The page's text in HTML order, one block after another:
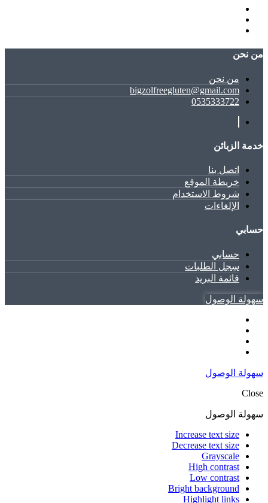
ﻣﻦ ﻧﺤﻦ
ﻣﻦ ﻧﺤﻦ
bigzolfreegluten@gmail.com
0535333722
خدمة الزبائن
اتصل بنا
خريطة الموقع
شروط الاستخدام
الإلغاءات
حسابي
حسابي
سِجل الطلبات
قائمة البريد
سهولة الوصول
سهولة الوصول
Close
سهولة الوصول
Increase text size
Decrease text size
Grayscale
High contrast
Low contrast
Bright background
Highlight links